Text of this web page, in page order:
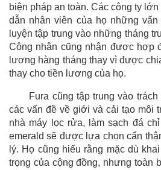
biện pháp an toàn. Các công ty
dẫn nhân viên của họ những
luyện tập trung vào những tháng
Công nhân cũng nhận được hợp
lương hàng tháng thay vì được
thay cho tiền lương của họ.
Fura cũng tập trung vào
các vấn đề về giới và cải tạo môi
nhà máy lọc rửa, làm sạch đá
emerald sẽ được lựa chọn cẩn
lý. Họ cũng hiểu rằng mặc dù
trọng của cộng đồng, nhưng toàn